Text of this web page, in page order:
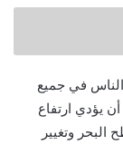
الناس في جميع
أن يؤدي ارتفاع
وتغيير